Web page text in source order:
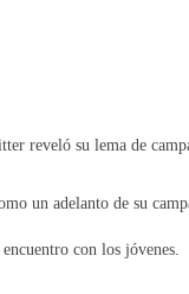
reveló su lema de
un adelanto de su
con los jóvenes.